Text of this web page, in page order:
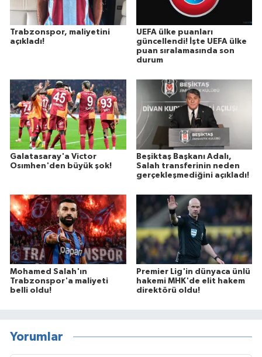
Trabzonspor, maliyetini
açıkladı!
UEFA ülke puanları
güncellendi! İşte UEFA ülke
puan sıralamasında son
durum
Galatasaray'a Victor
Osımhen'den büyük şok!
Beşiktaş Başkanı Adalı,
Salah transferinin neden
gerçekleşmediğini açıkladı!
Mohamed Salah'ın
Trabzonspor'a maliyeti
belli oldu!
Premier Lig'in dünyaca ünlü
hakemi MHK'de elit hakem
direktörü oldu!
Yorumlar